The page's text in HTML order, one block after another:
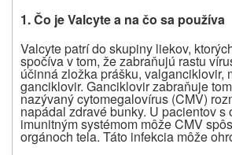
1. Čo je Valcyte a na čo sa používa
Valcytepatrí do skupiny liekov,
spočíva v tom, že zabraňujú rastu
účinná zložka prášku, valganciklovir,
ganciklovir. Ganciklovir zabraňuje
nazývaný cytomegalovírus (CMV)
napádal zdravé bunky. U pacientov s
imunitným systémom môže CMV
orgánoch tela. Táto infekcia môže